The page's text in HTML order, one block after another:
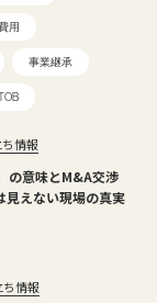
用
事業継承
情報
の意味とM&A交渉
えない現場の真実
ち情報